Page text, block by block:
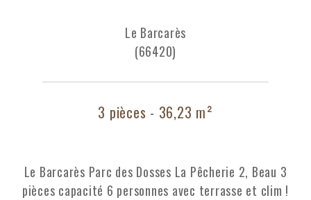
Le Barcarès
(66420)
3 pièces - 36,23 m²
Le Barcarès Parc des Dosses La Pêcherie 2, Beau 3
pièces capacité 6 personnes avec terrasse et clim !